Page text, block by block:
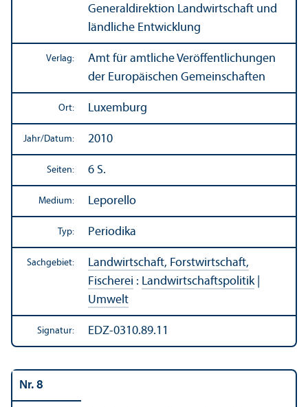
Generaldirektion Landwirtschaft und
ländliche Entwicklung
Verlag:
Amt für amtliche Veröffentlichungen
der Europäischen Gemeinschaften
Ort: Luxemburg
Jahr/Datum: 2010
Seiten: 6 S.
Medium: Leporello
Typ: Periodika
Sachgebiet:
Landwirtschaft, Forstwirtschaft,
Fischerei : Landwirtschafts­politik|
Umwelt
Signatur: EDZ-0310.89.11
Nr. 8